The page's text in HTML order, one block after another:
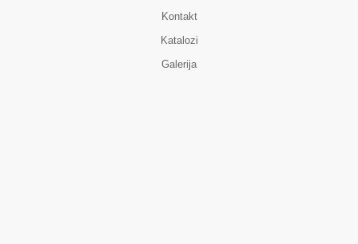
Kontakt
Katalozi
Galerija